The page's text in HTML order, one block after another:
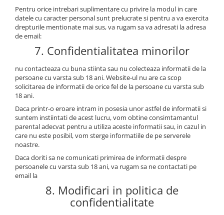
Pentru orice intrebari suplimentare cu privire la modul in care
datele cu caracter personal sunt prelucrate si pentru a va exercita
drepturile mentionate mai sus, va rugam sa va adresati la adresa
de email:
7. Confidentialitatea minorilor
nu contacteaza cu buna stiinta sau nu colecteaza informatii de la
persoane cu varsta sub 18 ani. Website-ul nu are ca scop
solicitarea de informatii de orice fel de la persoane cu varsta sub
18 ani.
Daca printr-o eroare intram in posesia unor astfel de informatii si
suntem instiintati de acest lucru, vom obtine consimtamantul
parental adecvat pentru a utiliza aceste informatii sau, in cazul in
care nu este posibil, vom sterge informatiile de pe serverele
noastre.
Daca doriti sa ne comunicati primirea de informatii despre
persoanele cu varsta sub 18 ani, va rugam sa ne contactati pe
email la
8. Modificari in politica de
confidentialitate